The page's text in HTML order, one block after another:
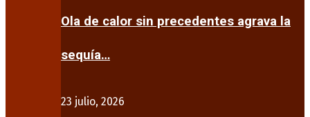
Ola de calor sin precedentes agrava la
sequía…
23 julio, 2026